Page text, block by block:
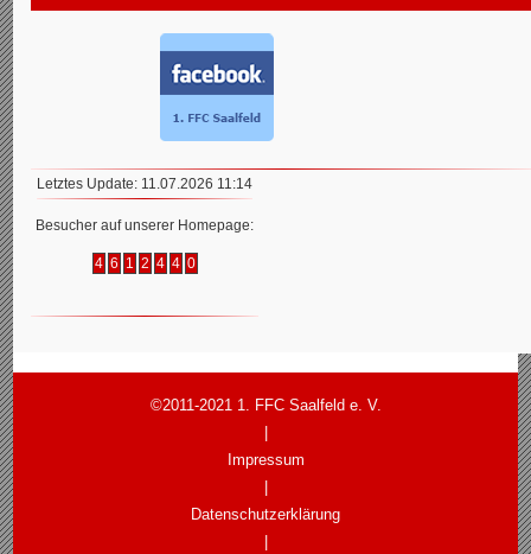
Letztes Update: 11.07.2026 11:14
Besucher auf unserer Homepage:
4 6 1 2 4 4 0
©2011-2021 1. FFC Saalfeld e. V.
Impressum
Datenschutzerklärung